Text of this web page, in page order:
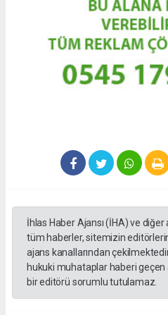
İhlas Haber Ajansı (İHA) ve
tüm haberler, sitemizin
ajans kanallarından
hukuki muhataplar haberi
bir editörü sorumlu tutulamaz.